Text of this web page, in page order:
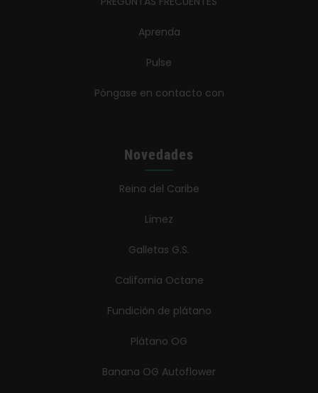
Aprenda
Pulse
Póngase en contacto con
Novedades
Reina del Caribe
Limez
Galletas G.S.
California Octane
Fundición de plátano
Plátano OG
Banana OG Autoflower